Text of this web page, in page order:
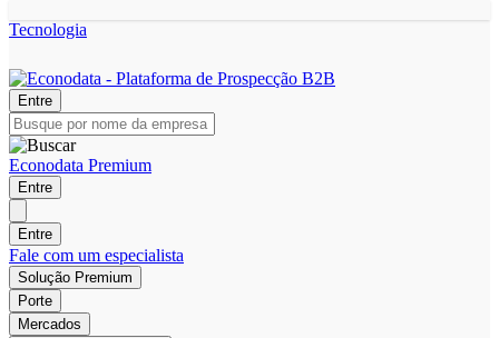
Tecnologia
Entre
Econodata Premium
Entre
Entre
Fale com um especialista
Solução Premium
Porte
Mercados